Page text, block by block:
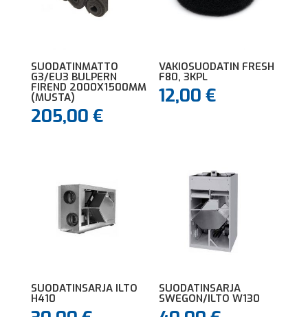
SUODATINMATTO
G3/EU3 BULPERN
FIREND 2000X1500MM
(MUSTA)
205,00 €
VAKIOSUODATIN FRESH
F80, 3KPL
12,00€
SUODATINSARJA ILTO
H410
SUODATINSARJA
SWEGON/ILTO W130